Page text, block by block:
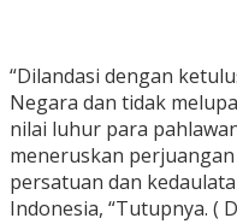
“Dilandasi dengan
Negara dan tidak
nilai luhur para
meneruskan
persatuan dan
Indonesia, “Tutupnya. (